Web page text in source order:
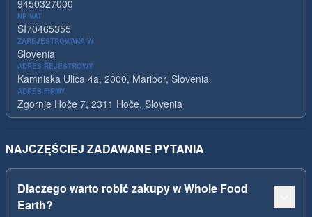
9450327000
NR VAT
SI70465355
ZAREJESTROWANA W
Slovenia
ADRES REJESTROWY
Kamniska Ulica 4a, 2000, Maribor, Slovenia
ADRES FIRMY
Zgornje Hoče 7, 2311 Hoče, Slovenia
NAJCZĘŚCIEJ ZADAWANE PYTANIA
Dlaczego warto robić zakupy w Whole Food
Earth?